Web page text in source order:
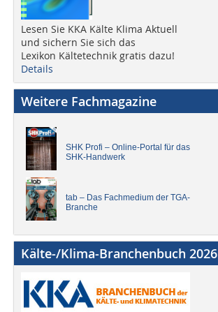
Lesen Sie KKA Kälte Klima Aktuell
und sichern Sie sich das
Lexikon Kältetechnik gratis dazu!
Details
Weitere Fachmagazine
SHK Profi – Online-Portal für das
SHK-Handwerk
tab – Das Fachmedium der TGA-
Branche
Kälte-/Klima-Branchenbuch 2026